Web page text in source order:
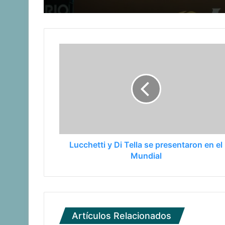
Las claves del fallo que condenó a
Late el Sur: la canción de los Juegos
Lucchetti y Di Tella se presentaron en el
Mundial
Artículos Relacionados